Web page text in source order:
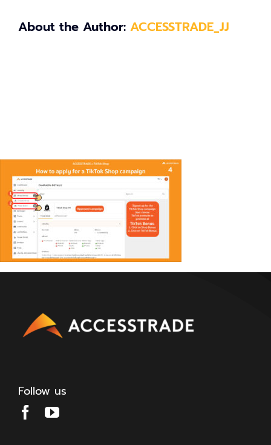
About the Author: ACCESSTRADE_JJ
Follow us